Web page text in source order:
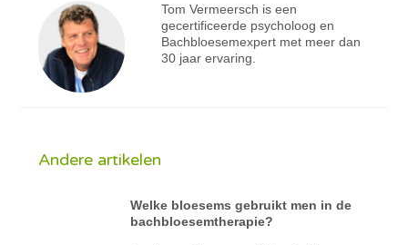
Tom Vermeersch is een
gecertificeerde psycholoog en
Bachbloesemexpert met meer dan
30 jaar ervaring.
Andere artikelen
Welke bloesems gebruikt men in de
bachbloesemtherapie?